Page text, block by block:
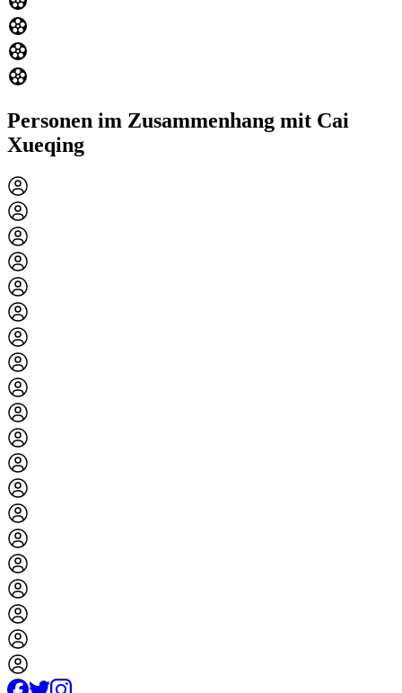
Personen im Zusammenhang mit Cai
Xueqing